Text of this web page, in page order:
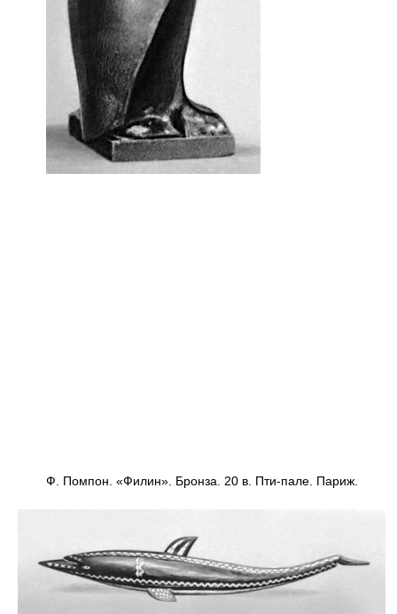
Ф. Помпон. «Филин». Бронза. 20 в. Пти-пале. Париж.